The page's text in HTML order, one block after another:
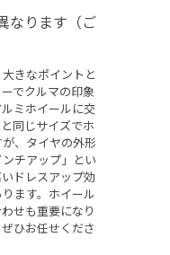
なります（ご
きなポイントと
でクルマの印象
ミホイールに交
同じサイズでホ
、タイヤの外形
チアップ」とい
ドレスアップ効
ます。ホイール
せも重要になり
ひお任せくださ